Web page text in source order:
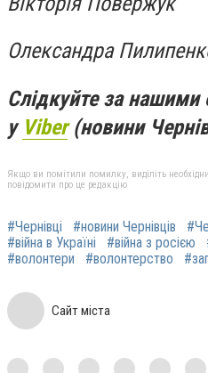
Олександра
Слідкуйте за
у Viber(новини
Якщо ви помітили помилку, виділіть
повідомити про це редакцію
#Чернівці #новини Чернівців
#війна в Україні
#війна з росією
#волонтери
#волонтерство
Сайт міста